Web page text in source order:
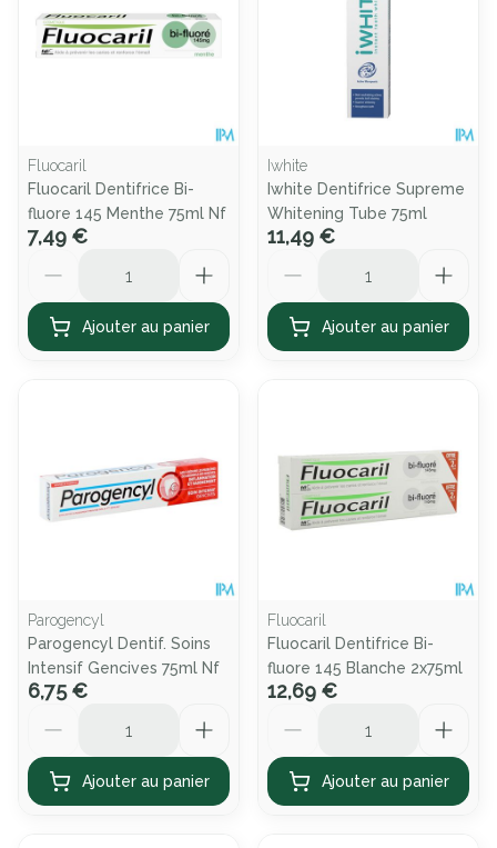
Fluocaril
Fluocaril Dentifrice Bi-
fluore 145 Menthe 75ml Nf
7,49 €
Ajouter au panier
Iwhite
Iwhite Dentifrice Supreme
Whitening Tube 75ml
11,49 €
Ajouter au panier
Parogencyl
Parogencyl Dentif. Soins
Intensif Gencives 75ml Nf
6,75 €
Ajouter au panier
Fluocaril
Fluocaril Dentifrice Bi-
fluore 145 Blanche 2x75ml
12,69 €
Ajouter au panier